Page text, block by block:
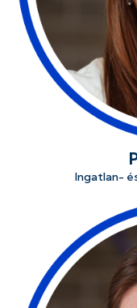
Ingatlan-